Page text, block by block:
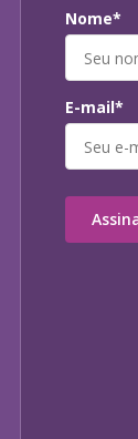
Nome*
E-mail*